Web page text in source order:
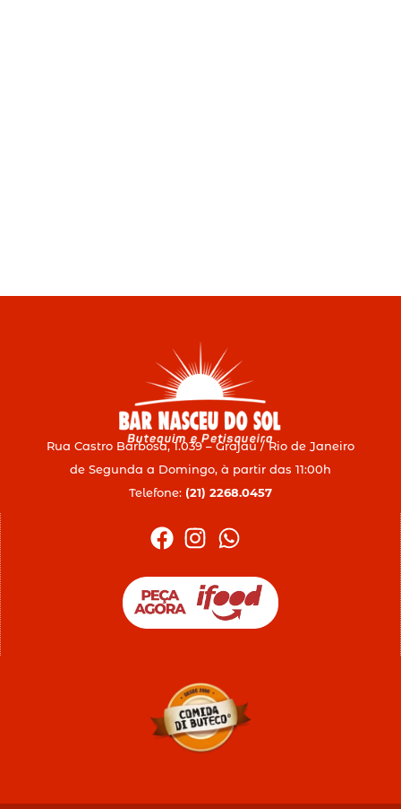
Rua Castro Barbosa, 1.039 – Grajaú / Rio de Janeiro
de Segunda a Domingo, à partir das 11:00h
Telefone: (21) 2268.0457